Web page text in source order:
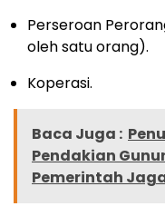
Perseroan
oleh satu orang).
Koperasi.
Baca Juga :
Pendakian
Pemerintah